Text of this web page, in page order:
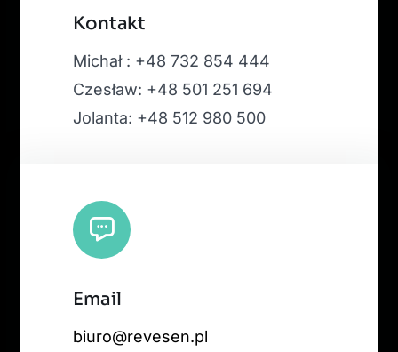
Kontakt
Michał : +48 732 854 444
Czesław: +48 501 251 694
Jolanta: +48 512 980 500
Email
biuro@revesen.pl